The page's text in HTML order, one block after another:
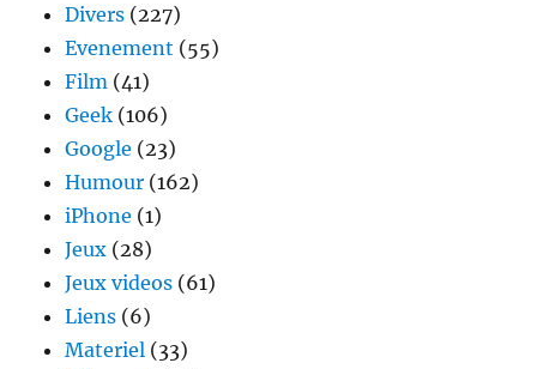
Divers (227)
Evenement (55)
Film (41)
Geek (106)
Google (23)
Humour (162)
iPhone (1)
Jeux (28)
Jeux videos (61)
Liens (6)
Materiel (33)